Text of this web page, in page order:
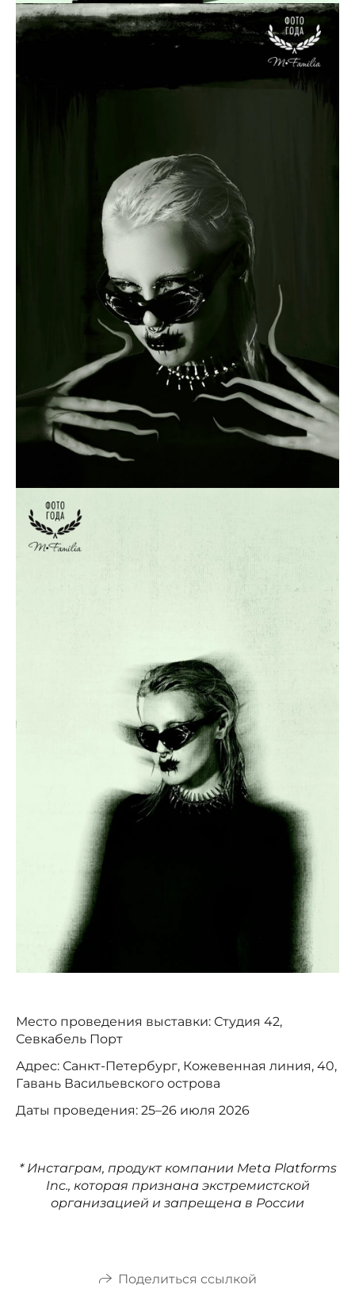
Место проведения выставки: Студия 42,
Севкабель Порт
Адрес: Санкт-Петербург, Кожевенная линия, 40,
Гавань Васильевского острова
Даты проведения: 25–26 июля 2026
* Инстаграм, продукт компании Meta Platforms
Inc., которая признана экстремистской
организацией и запрещена в России
Поделиться ссылкой